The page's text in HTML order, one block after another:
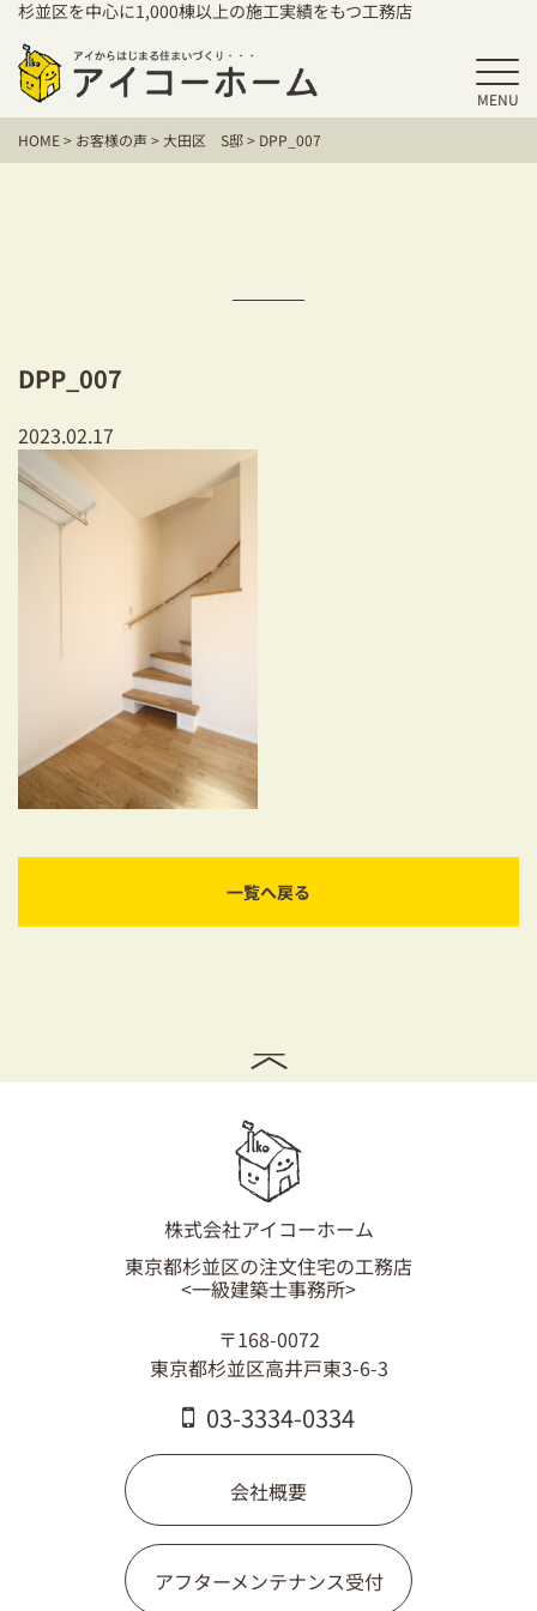
杉並区を中心に1,000棟以上の施工実績をもつ工務店
MENU
HOME
アイコーホームの家づくり
二世帯住宅をお考えの方
建て替えをお考えの方
耐震対策も安心の家づくり
リフォーム・リノベーションをお考えの方
必見！土地からお探しの方へ
資金計画についてのご相談
ショールーム
採用情報
03-3334-0334
HOME> お客様の声 >大田区 S邸> DPP_007
DPP_007
2023.02.17
一覧へ戻る
株式会社アイコーホーム
東京都杉並区の注文住宅の工務店
<一級建築士事務所>
〒168-0072
東京都杉並区高井戸東3-6-3
03-3334-0334
会社概要
アフターメンテナンス受付